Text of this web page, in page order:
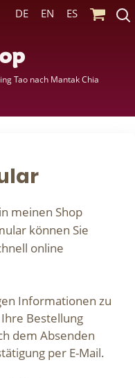
Tao nach Mantak Chia
DE EN ES
meinen Shop
können Sie
online
Informationen zu
Bestellung
dem Absenden
per E-Mail.